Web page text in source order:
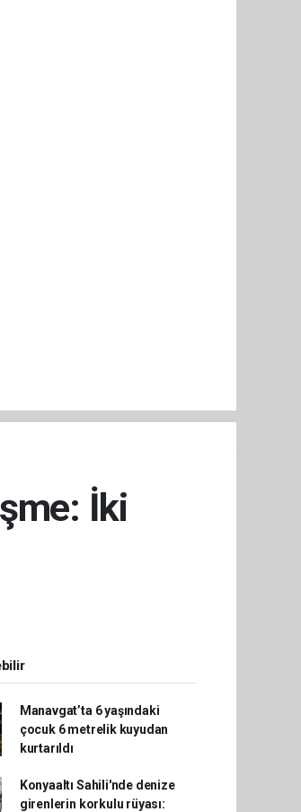
İki
Manavgat’ta 6 yaşındaki
çocuk 6 metrelik kuyudan
kurtarıldı
Konyaaltı Sahili'nde denize
girenlerin korkulu rüyası: